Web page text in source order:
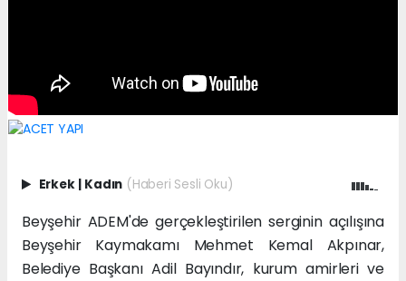
Erkek | Kadın (Haberi Sesli Oku)
Beyşehir ADEM'de gerçekleştirilen serginin açılışına
Beyşehir Kaymakamı Mehmet Kemal Akpınar,
Belediye Başkanı Adil Bayındır, kurum amirleri ve